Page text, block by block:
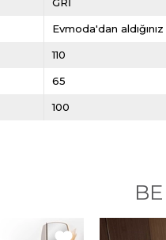
Evmoda'dan
110
65
100